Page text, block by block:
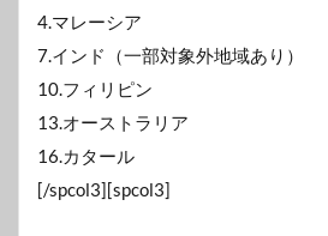
4.マレーシア
7.インド（一部対象外地域あり）
10.フィリピン
13.オーストラリア
16.カタール
[/spcol3][spcol3]